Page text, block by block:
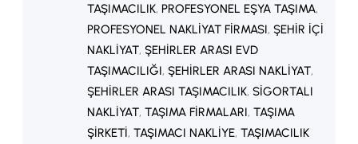
TAŞIMACILIK, PROFESYONEL EŞYA TAŞIMA
PROFESYONEL NAKLIYAT FIRMASI, ŞEHIR IÇI
NAKLIYAT, ŞEHIRLER ARASI EVD
TAŞIMACILIĞI, ŞEHIRLER ARASI NAKLIYAT
ŞEHIRLER ARASI TAŞIMACILIK, SIGORTALI
NAKLIYAT, TAŞIMA FIRMALARI, TAŞIMA
ŞIRKETI, TAŞIMACI NAKLIYE, TAŞIMACILIK